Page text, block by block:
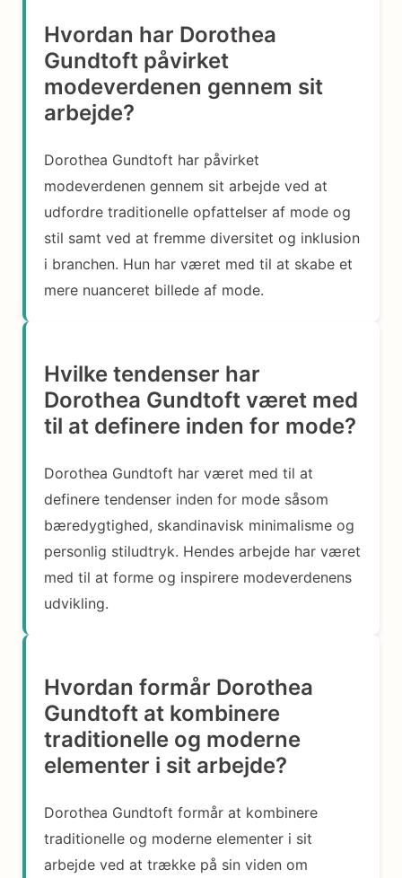
Hvordan har Dorothea
Gundtoft påvirket
modeverdenen gennem sit
arbejde?
Dorothea Gundtoft har påvirket
modeverdenen gennem sit arbejde ved at
udfordre traditionelle opfattelser af mode og
stil samt ved at fremme diversitet og inklusion
i branchen. Hun har været med til at skabe et
mere nuanceret billede af mode.
Hvilke tendenser har
Dorothea Gundtoft været med
til at definere inden for mode?
Dorothea Gundtoft har været med til at
definere tendenser inden for mode såsom
bæredygtighed, skandinavisk minimalisme og
personlig stiludtryk. Hendes arbejde har været
med til at forme og inspirere modeverdenens
udvikling.
Hvordan formår Dorothea
Gundtoft at kombinere
traditionelle og moderne
elementer i sit arbejde?
Dorothea Gundtoft formår at kombinere
traditionelle og moderne elementer i sit
arbejde ved at trække på sin viden om